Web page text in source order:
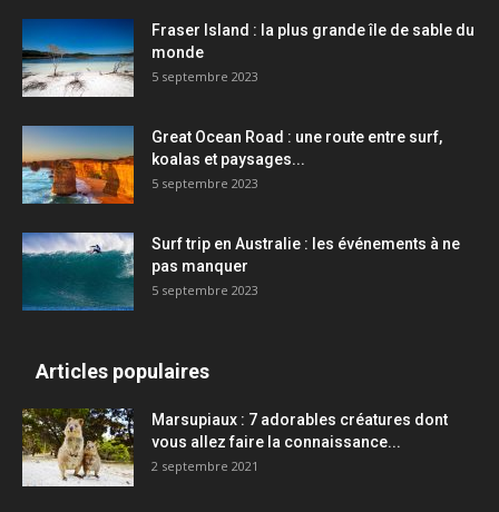
Fraser Island : la plus grande île de sable du
monde
5 septembre 2023
Great Ocean Road : une route entre surf,
koalas et paysages...
5 septembre 2023
Surf trip en Australie : les événements à ne
pas manquer
5 septembre 2023
Articles populaires
Marsupiaux : 7 adorables créatures dont
vous allez faire la connaissance...
2 septembre 2021